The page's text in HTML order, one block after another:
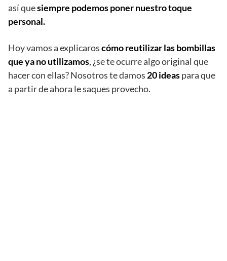
así quesiempre podemos poner nuestro toque
personal.
Hoy vamos a explicaroscómo reutilizar las bombillas
que ya no utilizamos, ¿se te ocurre algo original que
hacer con ellas? Nosotros te damos 20 ideaspara que
a partir de ahora le saques provecho.